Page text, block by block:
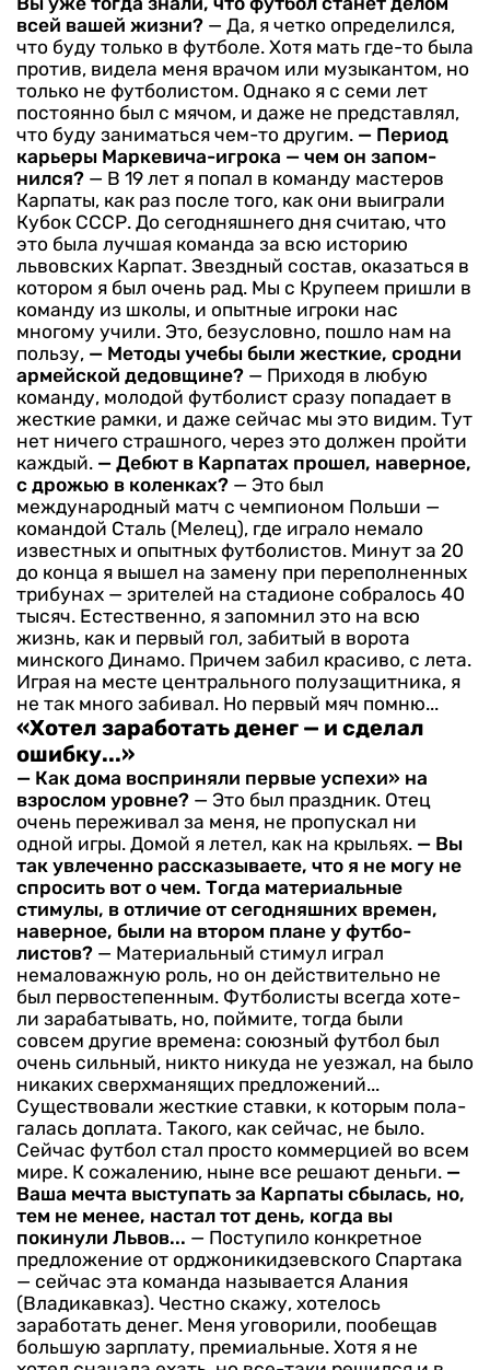
всей ва­шей жизни? — Да, я четко определился,
что буду только в футболе. Хотя мать где-то была
против, видела меня врачом или музыкантом, но
только не футболистом. Однако я с семи лет
постоянно был с мя­чом, и даже не представлял,
что буду заниматься чем-то другим. — Период
карьеры Маркевича-игрока — чем он запом­
нился? — В 19 лет я попал в команду мастеров
Карпаты, как раз после того, как они выиграли
Кубок СССР. До сегодняшнего дня считаю, что
это была луч­шая команда за всю историю
львовских Карпат. Звездный состав, оказаться в
котором я был очень рад. Мы с Крупеем пришли в
команду из школы, и опытные игроки нас
многому учили. Это, безусловно, пошло нам на
пользу, — Методы учебы были жест­кие, сродни
армейской дедов­щине? — Приходя в любую
команду, молодой футболист сразу попа­дает в
жесткие рамки, и даже сейчас мы это видим. Тут
нет ни­чего страшного, через это должен пройти
каждый. — Дебют в Карпатах про­шел, наверное,
с дрожью в ко­ленках? — Это был
международный матч с чемпионом Польши —
командой Сталь (Мелец), где играло немало
известных и опыт­ных футболистов. Минут за 20
до конца я вышел на замену при пе­реполненных
трибунах — зрите­лей на стадионе собралось 40
ты­сяч. Естественно, я запомнил это на всю
жизнь, как и первый гол, забитый в ворота
минского Ди­намо. Причем забил красиво, с лета.
Играя на месте центрально­го полузащитника, я
не так много забивал. Но первый мяч помню...
«Хотел заработать денег — и сделал
ошибку...»
— Как дома восприняли пер­вые успехи» на
взрослом уровне? — Это был праздник. Отец
очень переживал за меня, не пропускал ни
одной игры. Домой я летел, как на крыльях. — Вы
так увлеченно расска­зываете, что я не могу не
спро­сить вот о чем. Тогда матери­альные
стимулы, в отличие от сегодняшних времен,
наверное, были на втором плане у футбо­
листов? — Материальный стимул играл
немаловажную роль, но он действительно не
был первосте­пенным. Футболисты всегда хоте­
ли зарабатывать, но, поймите, тогда были
совсем другие време­на: союзный футбол был
очень сильный, никто никуда не уезжал, на было
никаких сверхманящих предложений...
Существовали жесткие ставки, к которым пола­
галась доплата. Такого, как сейчас, не было.
Сейчас футбол стал просто коммерцией во всем
ми­ре. К сожалению, ныне все реша­ют деньги. —
Ваша мечта выступать за Карпаты сбылась, но,
тем не менее, настал тот день, когда вы
покинули Львов... — Поступило конкретное
пред­ложение от орджоникидзевского Спартака
— сейчас эта коман­да называется Алания
(Влади­кавказ). Честно скажу, хотелось
заработать денег. Меня уговори­ли, пообещав
большую зарплату, премиальные. Хотя я не